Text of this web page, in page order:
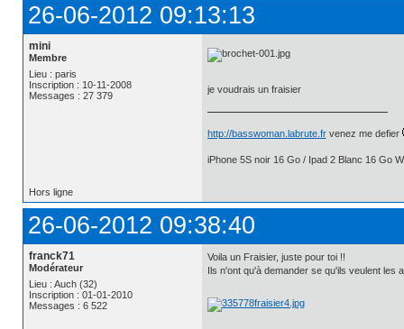
26-06-2012 09:13:13
mini
Membre
Lieu : paris
Inscription : 10-11-2008
Messages : 27 379
je voudrais un fraisier
http://basswoman.labrute.frvenez me defier
iPhone 5S noir 16 Go / Ipad 2 Blanc 16 Go
Hors ligne
26-06-2012 09:38:40
franck71
Modérateur
Lieu : Auch (32)
Inscription : 01-01-2010
Messages : 6 522
Voila un Fraisier, juste pour toi !!
Ils n'ont qu'à demander se qu'ils veulent les